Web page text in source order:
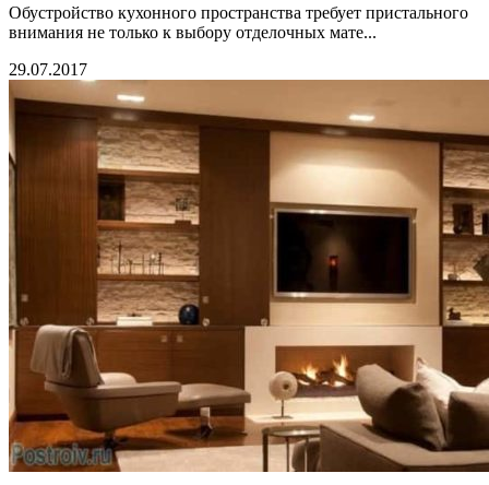
Обустройство кухонного пространства требует пристального
внимания не только к выбору отделочных мате...
29.07.2017